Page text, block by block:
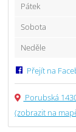
Pátek
Sobota
Neděle
Přejít na
Porubská
(zobrazit na